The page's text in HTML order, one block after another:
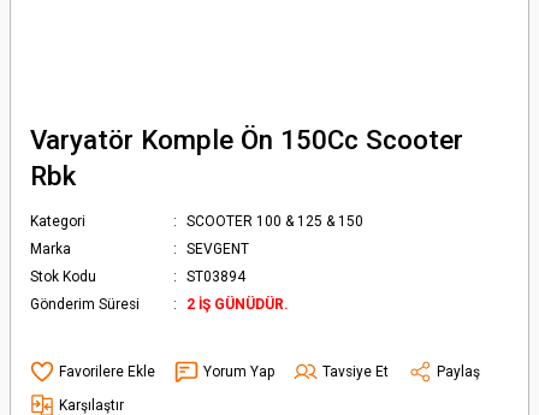
Varyatör Komple Ön 150Cc Scooter
Rbk
Kategori
SCOOTER 100 & 125 & 150
Marka
SEVGENT
Stok Kodu
ST03894
Gönderim Süresi
2 İŞ GÜNÜDÜR.
Yorum Yap Tavsiye Et
Paylaş
Karşılaştır